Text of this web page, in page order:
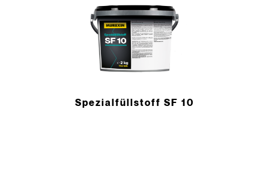
Spezialfüllstoff SF 10